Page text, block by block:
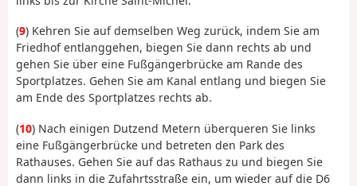
(9) Kehren Sie auf demselben Weg zurück, indem Sie am
Friedhof entlanggehen, biegen Sie dann rechts ab und
gehen Sie über eine Fußgängerbrücke am Rande des
Sportplatzes. Gehen Sie am Kanal entlang und biegen Sie
am Ende des Sportplatzes rechts ab.
(10) Nach einigen Dutzend Metern überqueren Sie links
eine Fußgängerbrücke und betreten den Park des
Rathauses. Gehen Sie auf das Rathaus zu und biegen Sie
dann links in die Zufahrtsstraße ein, um wieder auf die D6